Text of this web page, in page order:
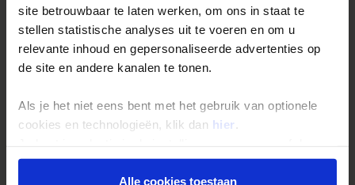
site betrouwbaar te laten werken, om ons in staat te
stellen statistische analyses uit te voeren en om u
relevante inhoud en gepersonaliseerde advertenties op
de site en andere kanalen te tonen.
Als je het niet eens bent met het gebruik van optionele
cookies en technologieën, klik dan hier
onder aan de pagina op elk gewenst moment voor de
toekomst wijzigen.Alle cookies toestaan
De belangrijkste info op een rij
Bestemmingen
Duurzaam reizen
Veelgestelde vragen
Inloggen op mijn.Shoestring